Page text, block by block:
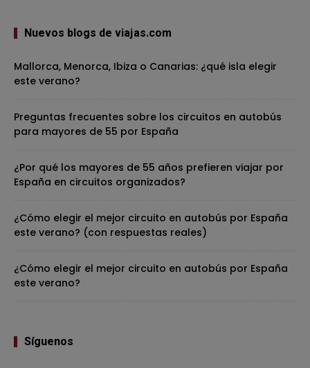
Nuevos blogs de viajas.com
Mallorca, Menorca, Ibiza o Canarias: ¿qué isla elegir
este verano?
Preguntas frecuentes sobre los circuitos en autobús
para mayores de 55 por España
¿Por qué los mayores de 55 años prefieren viajar por
España en circuitos organizados?
¿Cómo elegir el mejor circuito en autobús por España
este verano? (con respuestas reales)
¿Cómo elegir el mejor circuito en autobús por España
este verano?
Síguenos